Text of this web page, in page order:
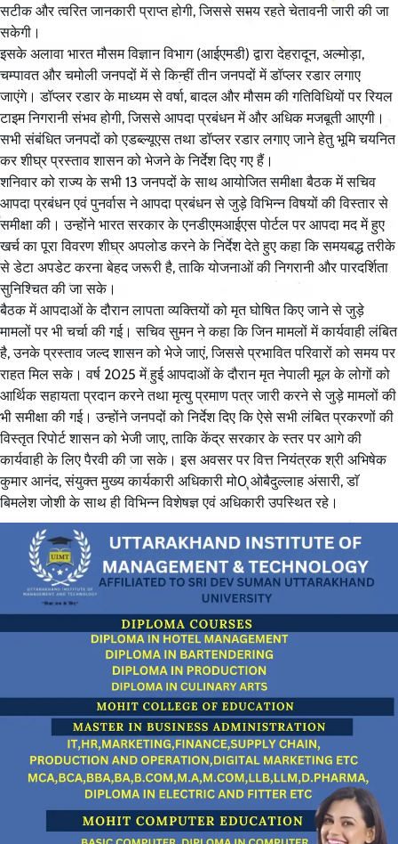
सटीक और त्वरित जानकारी प्राप्त होगी, जिससे समय रहते चेतावनी जारी की जा
सकेगी।
इसके अलावा भारत मौसम विज्ञान विभाग (आईएमडी) द्वारा देहरादून, अल्मोड़ा,
चम्पावत और चमोली जनपदों में से किन्हीं तीन जनपदों में डॉप्लर रडार लगाए
जाएंगे। डॉप्लर रडार के माध्यम से वर्षा, बादल और मौसम की गतिविधियों पर रियल
टाइम निगरानी संभव होगी, जिससे आपदा प्रबंधन में और अधिक मजबूती आएगी।
सभी संबंधित जनपदों को एडब्ल्यूएस तथा डॉप्लर रडार लगाए जाने हेतु भूमि चयनित
कर शीघ्र प्रस्ताव शासन को भेजने के निर्देश दिए गए हैं।
शनिवार को राज्य के सभी 13 जनपदों के साथ आयोजित समीक्षा बैठक में सचिव
आपदा प्रबंधन एवं पुनर्वास ने आपदा प्रबंधन से जुड़े विभिन्न विषयों की विस्तार से
समीक्षा की। उन्होंने भारत सरकार के एनडीएमआईएस पोर्टल पर आपदा मद में हुए
खर्च का पूरा विवरण शीघ्र अपलोड करने के निर्देश देते हुए कहा कि समयबद्ध तरीके
से डेटा अपडेट करना बेहद जरूरी है, ताकि योजनाओं की निगरानी और पारदर्शिता
सुनिश्चित की जा सके।
बैठक में आपदाओं के दौरान लापता व्यक्तियों को मृत घोषित किए जाने से जुड़े
मामलों पर भी चर्चा की गई। सचिव सुमन ने कहा कि जिन मामलों में कार्यवाही लंबित
है, उनके प्रस्ताव जल्द शासन को भेजे जाएं, जिससे प्रभावित परिवारों को समय पर
राहत मिल सके। वर्ष 2025 में हुई आपदाओं के दौरान मृत नेपाली मूल के लोगों को
आर्थिक सहायता प्रदान करने तथा मृत्यु प्रमाण पत्र जारी करने से जुड़े मामलों की
भी समीक्षा की गई। उन्होंने जनपदों को निर्देश दिए कि ऐसे सभी लंबित प्रकरणों की
विस्तृत रिपोर्ट शासन को भेजी जाए, ताकि केंद्र सरकार के स्तर पर आगे की
कार्यवाही के लिए पैरवी की जा सके। इस अवसर पर वित्त नियंत्रक श्री अभिषेक
कुमार आनंद, संयुक्त मुख्य कार्यकारी अधिकारी मो0 ओबैदुल्लाह अंसारी, डाॅ
बिमलेश जोशी के साथ ही विभिन्न विशेषज्ञ एवं अधिकारी उपस्थित रहे।